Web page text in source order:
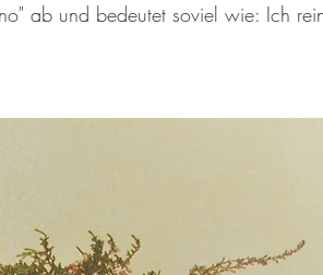
ab und bedeutet soviel wie: Ich